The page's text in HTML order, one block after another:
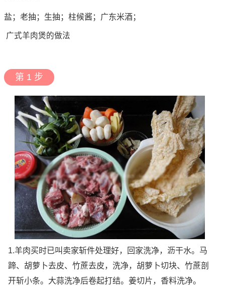
盐；老抽；生抽；柱候酱；广东米酒；
广式羊肉煲的做法
第 1 步
1.羊肉买时已叫卖家斩件处理好，回家洗净，沥干水。马
蹄、胡萝卜去皮、竹蔗去皮，洗净，胡萝卜切块、竹蔗剖
开斩小条。大蒜洗净后卷起打结。姜切片，香料洗净。